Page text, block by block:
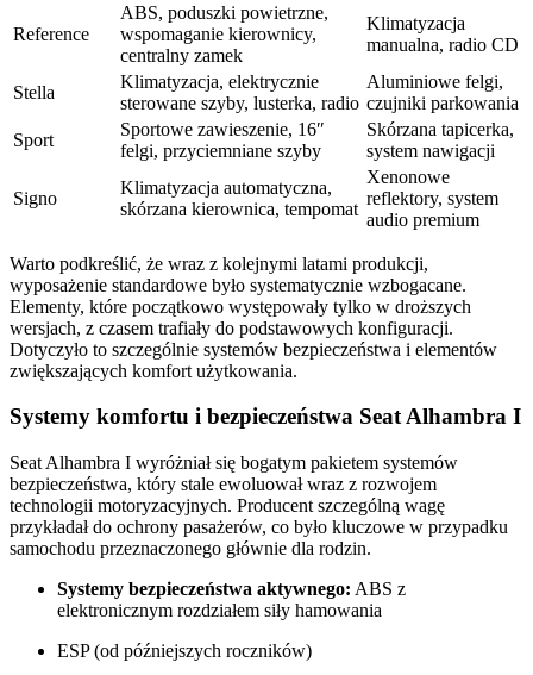
Reference
ABS, poduszki powietrzne,
wspomaganie kierownicy,
centralny zamek
Klimatyzacja
manualna, radio CD
Stella
Klimatyzacja, elektrycznie
sterowane szyby, lusterka, radio
Aluminiowe felgi,
czujniki parkowania
Sport
Sportowe zawieszenie, 16″
felgi, przyciemniane szyby
Skórzana tapicerka,
system nawigacji
Signo
Klimatyzacja automatyczna,
skórzana kierownica, tempomat
Xenonowe
reflektory, system
audio premium
Warto podkreślić, że wraz z kolejnymi latami produkcji,
wyposażenie standardowe było systematycznie wzbogacane.
Elementy, które początkowo występowały tylko w droższych
wersjach, z czasem trafiały do podstawowych konfiguracji.
Dotyczyło to szczególnie systemów bezpieczeństwa i elementów
zwiększających komfort użytkowania.
Systemy komfortu i bezpieczeństwa Seat Alhambra I
Seat Alhambra I wyróżniał się bogatym pakietem systemów
bezpieczeństwa, który stale ewoluował wraz z rozwojem
technologii motoryzacyjnych. Producent szczególną wagę
przykładał do ochrony pasażerów, co było kluczowe w przypadku
samochodu przeznaczonego głównie dla rodzin.
Systemy bezpieczeństwa aktywnego: ABS z
elektronicznym rozdziałem siły hamowania
ESP (od późniejszych roczników)